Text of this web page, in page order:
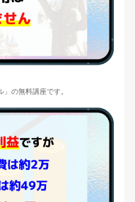
の無料講座です。